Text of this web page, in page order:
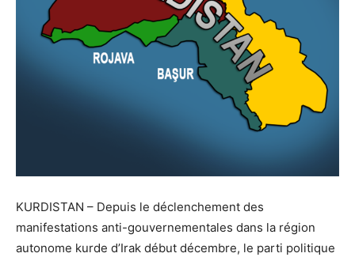
KURDISTAN – Depuis le déclenchement des
manifestations anti-gouvernementales dans la région
autonome kurde d’Irak début décembre, le parti politique